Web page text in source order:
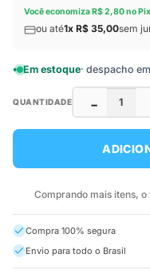
Você economiza R$ 2,80 no Pix
ou até1x R$ 35,00sem
Em estoque· despacho
QUANTIDADE −
Comprando mais itens,
Compra 100% segura
Envio para todo o Brasil